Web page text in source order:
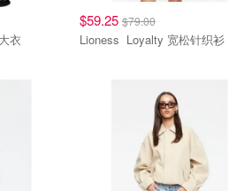
大衣
$59.25 $79.00
Lioness Loyalty 宽松针织衫